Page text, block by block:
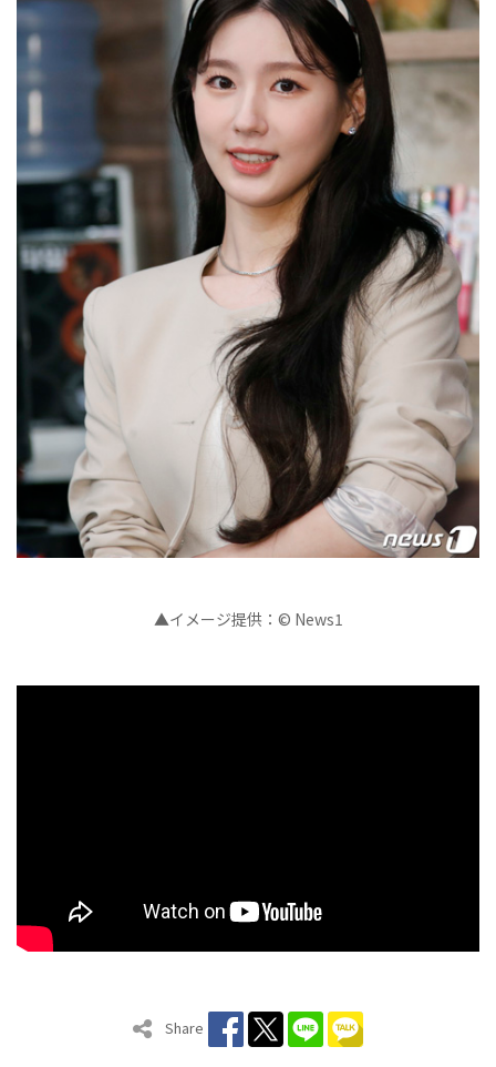
▲イメージ提供：© News1
Share